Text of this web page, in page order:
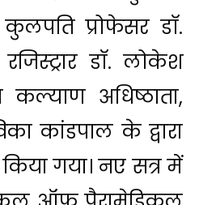
कुलपति प्रोफेसर डॉ.
डॉ. लोकेश
कल्याण अधिष्ठाता,
कांडपाल के द्वारा
गया। नए सत्र में